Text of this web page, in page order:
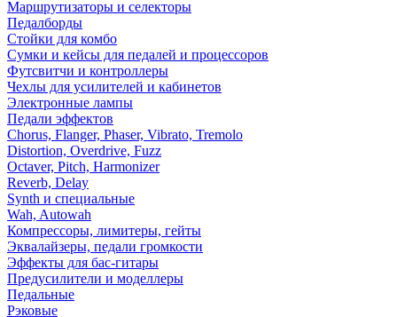
Маршрутизаторы и селекторы
Педалборды
Стойки для комбо
Сумки и кейсы для педалей и процессоров
Футсвитчи и контроллеры
Чехлы для усилителей и кабинетов
Электронные лампы
Педали эффектов
Chorus, Flanger, Phaser, Vibrato, Tremolo
Distortion, Overdrive, Fuzz
Octaver, Pitch, Harmonizer
Reverb, Delay
Synth и специальные
Wah, Autowah
Компрессоры, лимитеры, гейты
Эквалайзеры, педали громкости
Эффекты для бас-гитары
Предусилители и моделлеры
Педальные
Рэковые